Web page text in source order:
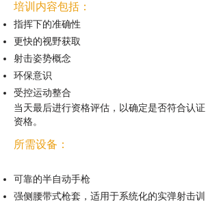
培训内容包括：
指挥下的准确性
更快的视野获取
射击姿势概念
环保意识
受控运动整合
当天最后进行资格评估，以确定是否符合认证
资格。
所需设备：
可靠的半自动手枪
强侧腰带式枪套，适用于系统化的实弹射击训